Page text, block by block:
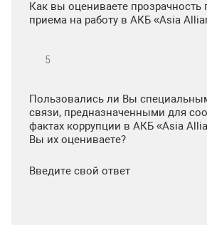
Как вы оцениваете прозрачность
приема на работу в АКБ «Asia
Пользовались ли Вы
связи, предназначенными для
фактах коррупции в АКБ «Asia
Вы их оцениваете?
Введите свой ответ